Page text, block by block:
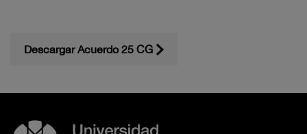
Descargar Acuerdo 25 CG